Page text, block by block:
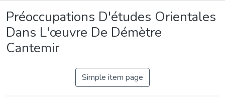
Préoccupations D'études Orientales
Dans L'œuvre De Démètre
Cantemir
Simple item page